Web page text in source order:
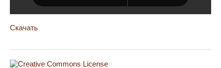
Скачать